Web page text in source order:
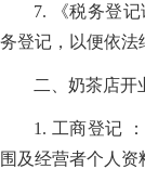
7. 《税务登
务登记，以便依法
二、奶茶店开
1. 工商登记
围及经营者个人资